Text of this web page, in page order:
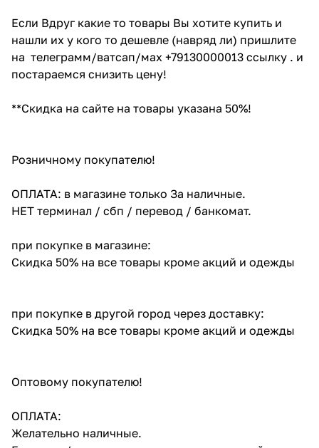
Если Вдруг какие то товары Вы хотите купить и
нашли их у кого то дешевле (навряд ли) пришлите
на телеграмм/ватсап/мах +79130000013 ссылку . и
постараемся снизить цену!
**Скидка на сайте на товары указана 50%!
Розничному покупателю!
ОПЛАТА: в магазине только За наличные.
НЕТ терминал / сбп / перевод / банкомат.
при покупке в магазине:
Скидка 50% на все товары кроме акций и одежды
при покупке в другой город через доставку:
Скидка 50% на все товары кроме акций и одежды
Оптовому покупателю!
ОПЛАТА:
Желательно наличные.